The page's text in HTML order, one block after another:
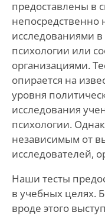
предоставлены в
непосредственно
исследованиями
психологии или
организациями.
опирается на
уровня
исследования
психологии.
независимым от
исследователей,
Наши тесты
в учебных целях.
вроде этого